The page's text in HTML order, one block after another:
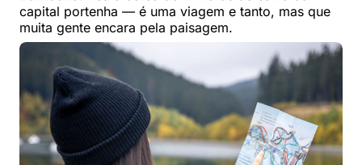
capital portenha — é uma viagem e tanto, mas que
muita gente encara pela paisagem.